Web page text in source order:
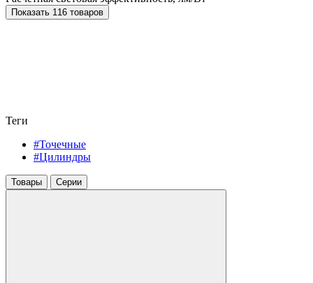
Показать 116 товаров
Теги
#Точечные
#Цилиндры
Товары Серии